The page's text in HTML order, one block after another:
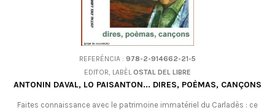
REFERÉNCIA : 978-2-914662-21-5
EDITOR, LABÈLOSTAL DEL LIBRE
ANTONIN DAVAL, LO PAISANTON... DIRES, POÈMAS, CANÇONS
Faites connaissance avec le patrimoine immatériel du Carladès : ce